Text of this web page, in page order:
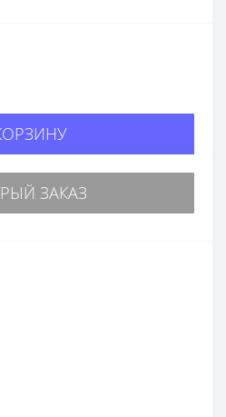
ЗАКАЗ